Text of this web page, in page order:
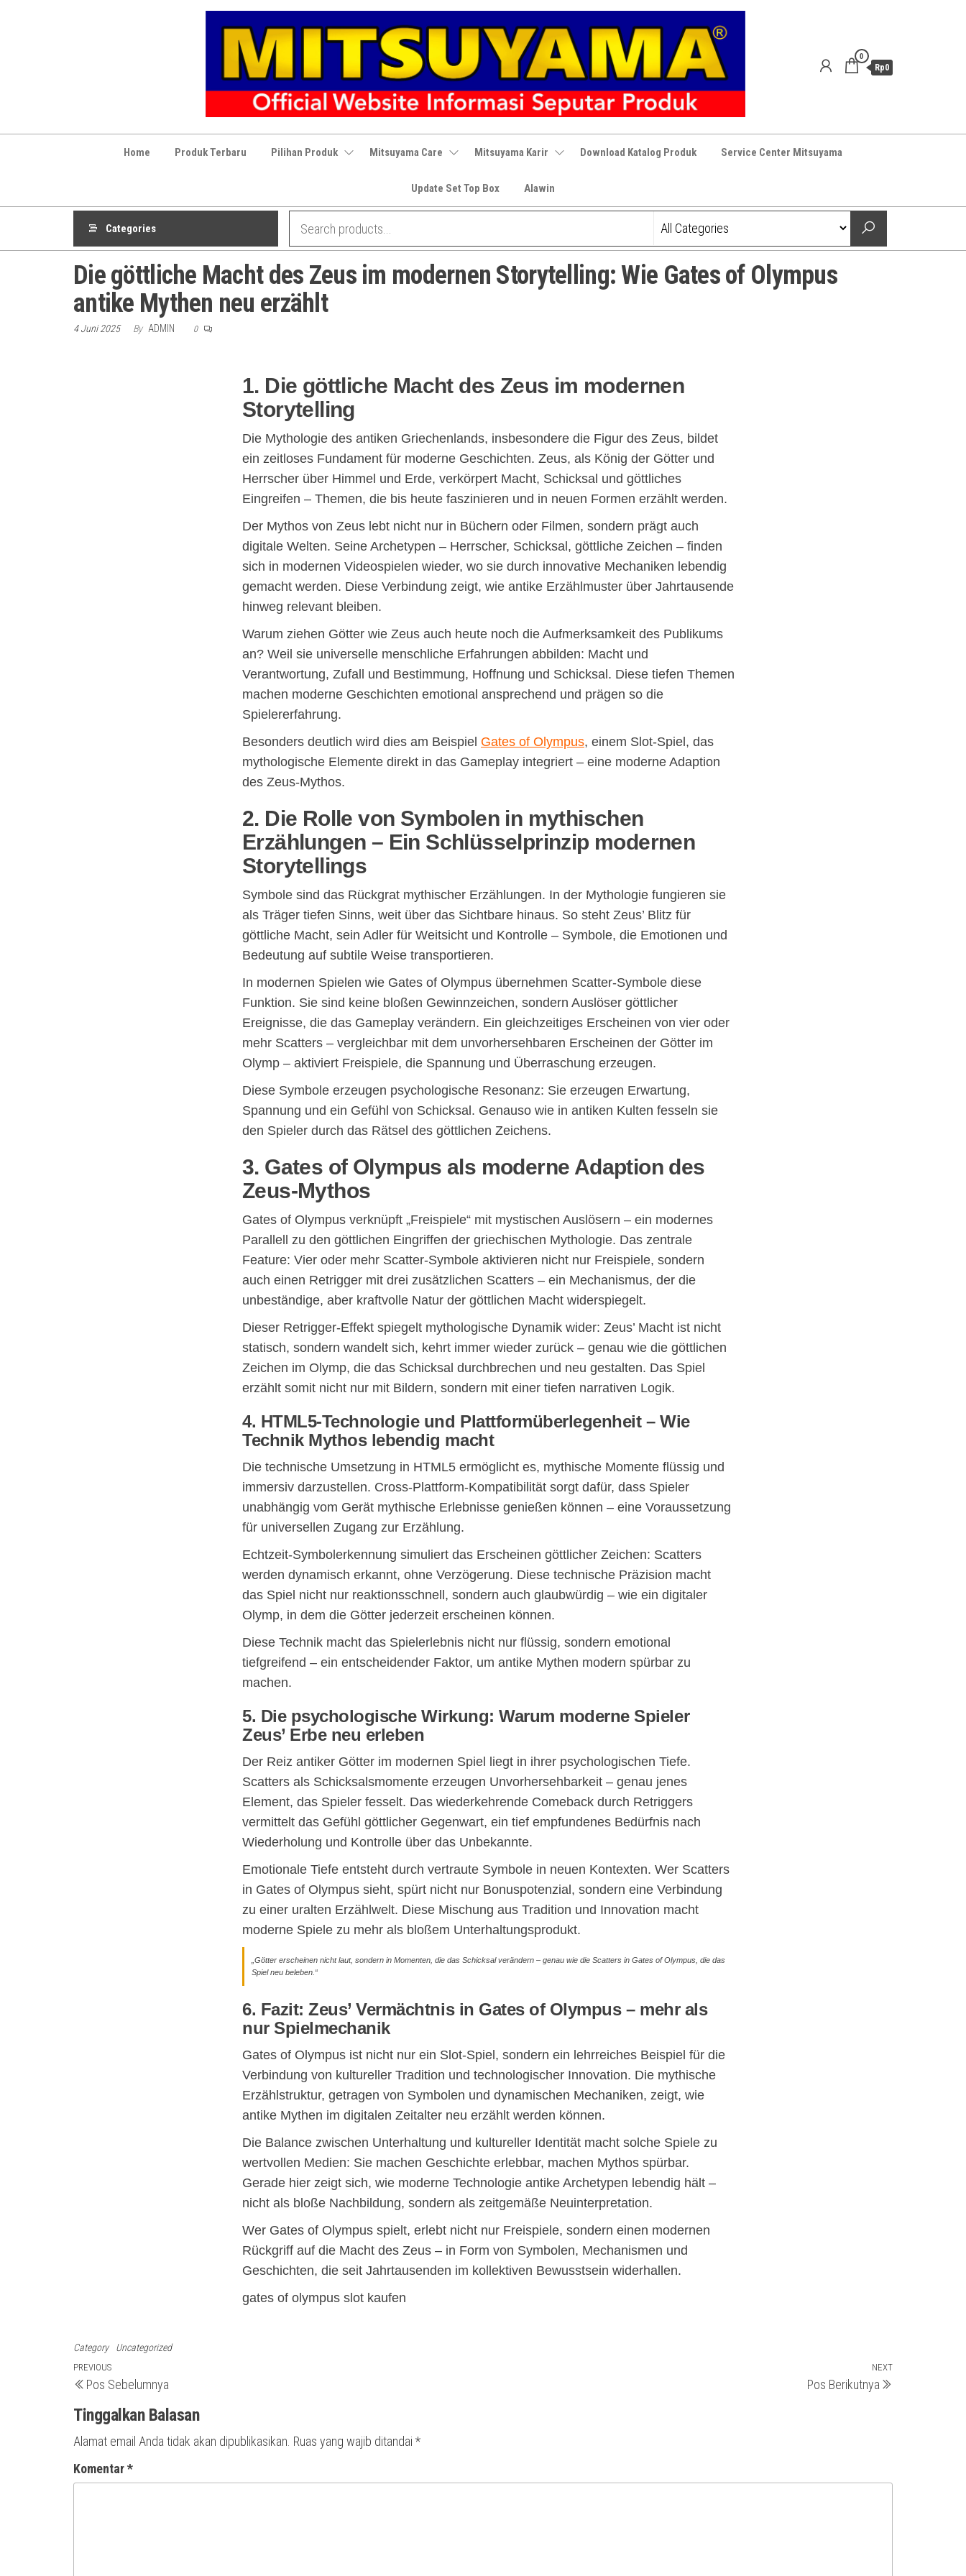
0
Rp0
Home Produk Terbaru Pilihan Produk Mitsuyama Care Mitsuyama Karir Download Katalog Produk Service Center Mitsuyama
Update Set Top Box Alawin
Categories
Die göttliche Macht des Zeus im modernen Storytelling: Wie Gates of Olympus
antike Mythen neu erzählt
4 Juni 2025 By ADMIN 0
1. Die göttliche Macht des Zeus im modernen
Storytelling
Die Mythologie des antiken Griechenlands, insbesondere die Figur des Zeus, bildet
ein zeitloses Fundament für moderne Geschichten. Zeus, als König der Götter und
Herrscher über Himmel und Erde, verkörpert Macht, Schicksal und göttliches
Eingreifen – Themen, die bis heute faszinieren und in neuen Formen erzählt werden.
Der Mythos von Zeus lebt nicht nur in Büchern oder Filmen, sondern prägt auch
digitale Welten. Seine Archetypen – Herrscher, Schicksal, göttliche Zeichen – finden
sich in modernen Videospielen wieder, wo sie durch innovative Mechaniken lebendig
gemacht werden. Diese Verbindung zeigt, wie antike Erzählmuster über Jahrtausende
hinweg relevant bleiben.
Warum ziehen Götter wie Zeus auch heute noch die Aufmerksamkeit des Publikums
an? Weil sie universelle menschliche Erfahrungen abbilden: Macht und
Verantwortung, Zufall und Bestimmung, Hoffnung und Schicksal. Diese tiefen Themen
machen moderne Geschichten emotional ansprechend und prägen so die
Spielererfahrung.
Besonders deutlich wird dies am Beispiel Gates of Olympus, einem Slot-Spiel, das
mythologische Elemente direkt in das Gameplay integriert – eine moderne Adaption
des Zeus-Mythos.
2. Die Rolle von Symbolen in mythischen
Erzählungen – Ein Schlüsselprinzip modernen
Storytellings
Symbole sind das Rückgrat mythischer Erzählungen. In der Mythologie fungieren sie
als Träger tiefen Sinns, weit über das Sichtbare hinaus. So steht Zeus’ Blitz für
göttliche Macht, sein Adler für Weitsicht und Kontrolle – Symbole, die Emotionen und
Bedeutung auf subtile Weise transportieren.
In modernen Spielen wie Gates of Olympus übernehmen Scatter-Symbole diese
Funktion. Sie sind keine bloßen Gewinnzeichen, sondern Auslöser göttlicher
Ereignisse, die das Gameplay verändern. Ein gleichzeitiges Erscheinen von vier oder
mehr Scatters – vergleichbar mit dem unvorhersehbaren Erscheinen der Götter im
Olymp – aktiviert Freispiele, die Spannung und Überraschung erzeugen.
Diese Symbole erzeugen psychologische Resonanz: Sie erzeugen Erwartung,
Spannung und ein Gefühl von Schicksal. Genauso wie in antiken Kulten fesseln sie
den Spieler durch das Rätsel des göttlichen Zeichens.
3. Gates of Olympus als moderne Adaption des
Zeus-Mythos
Gates of Olympus verknüpft „Freispiele“ mit mystischen Auslösern – ein modernes
Parallell zu den göttlichen Eingriffen der griechischen Mythologie. Das zentrale
Feature: Vier oder mehr Scatter-Symbole aktivieren nicht nur Freispiele, sondern
auch einen Retrigger mit drei zusätzlichen Scatters – ein Mechanismus, der die
unbeständige, aber kraftvolle Natur der göttlichen Macht widerspiegelt.
Dieser Retrigger-Effekt spiegelt mythologische Dynamik wider: Zeus’ Macht ist nicht
statisch, sondern wandelt sich, kehrt immer wieder zurück – genau wie die göttlichen
Zeichen im Olymp, die das Schicksal durchbrechen und neu gestalten. Das Spiel
erzählt somit nicht nur mit Bildern, sondern mit einer tiefen narrativen Logik.
4. HTML5-Technologie und Plattformüberlegenheit – Wie
Technik Mythos lebendig macht
Die technische Umsetzung in HTML5 ermöglicht es, mythische Momente flüssig und
immersiv darzustellen. Cross-Plattform-Kompatibilität sorgt dafür, dass Spieler
unabhängig vom Gerät mythische Erlebnisse genießen können – eine Voraussetzung
für universellen Zugang zur Erzählung.
Echtzeit-Symbolerkennung simuliert das Erscheinen göttlicher Zeichen: Scatters
werden dynamisch erkannt, ohne Verzögerung. Diese technische Präzision macht
das Spiel nicht nur reaktionsschnell, sondern auch glaubwürdig – wie ein digitaler
Olymp, in dem die Götter jederzeit erscheinen können.
Diese Technik macht das Spielerlebnis nicht nur flüssig, sondern emotional
tiefgreifend – ein entscheidender Faktor, um antike Mythen modern spürbar zu
machen.
5. Die psychologische Wirkung: Warum moderne Spieler
Zeus’ Erbe neu erleben
Der Reiz antiker Götter im modernen Spiel liegt in ihrer psychologischen Tiefe.
Scatters als Schicksalsmomente erzeugen Unvorhersehbarkeit – genau jenes
Element, das Spieler fesselt. Das wiederkehrende Comeback durch Retriggers
vermittelt das Gefühl göttlicher Gegenwart, ein tief empfundenes Bedürfnis nach
Wiederholung und Kontrolle über das Unbekannte.
Emotionale Tiefe entsteht durch vertraute Symbole in neuen Kontexten. Wer Scatters
in Gates of Olympus sieht, spürt nicht nur Bonuspotenzial, sondern eine Verbindung
zu einer uralten Erzählwelt. Diese Mischung aus Tradition und Innovation macht
moderne Spiele zu mehr als bloßem Unterhaltungsprodukt.
„Götter erscheinen nicht laut, sondern in Momenten, die das Schicksal verändern – genau wie die Scatters in Gates of Olympus, die das
Spiel neu beleben.“
6. Fazit: Zeus’ Vermächtnis in Gates of Olympus – mehr als
nur Spielmechanik
Gates of Olympus ist nicht nur ein Slot-Spiel, sondern ein lehrreiches Beispiel für die
Verbindung von kultureller Tradition und technologischer Innovation. Die mythische
Erzählstruktur, getragen von Symbolen und dynamischen Mechaniken, zeigt, wie
antike Mythen im digitalen Zeitalter neu erzählt werden können.
Die Balance zwischen Unterhaltung und kultureller Identität macht solche Spiele zu
wertvollen Medien: Sie machen Geschichte erlebbar, machen Mythos spürbar.
Gerade hier zeigt sich, wie moderne Technologie antike Archetypen lebendig hält –
nicht als bloße Nachbildung, sondern als zeitgemäße Neuinterpretation.
Wer Gates of Olympus spielt, erlebt nicht nur Freispiele, sondern einen modernen
Rückgriff auf die Macht des Zeus – in Form von Symbolen, Mechanismen und
Geschichten, die seit Jahrtausenden im kollektiven Bewusstsein widerhallen.
gates of olympus slot kaufen
Category Uncategorized
Navigasi
pos
Previous
Post
PREVIOUS
Pos Sebelumnya
Next
NEXT
Pos Berikutnya
Tinggalkan Balasan
Alamat email Anda tidak akan dipublikasikan. Ruas yang wajib ditandai *
Komentar*